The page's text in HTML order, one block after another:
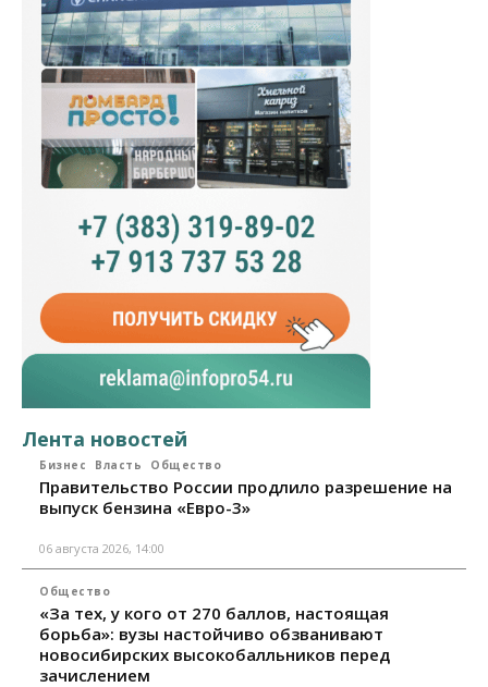
Лента новостей
Бизнес Власть Общество
Правительство России продлило разрешение на
выпуск бензина «Евро-3»
06 августа 2026, 14:00
Общество
«За тех, у кого от 270 баллов, настоящая
борьба»: вузы настойчиво обзванивают
новосибирских высокобалльников перед
зачислением